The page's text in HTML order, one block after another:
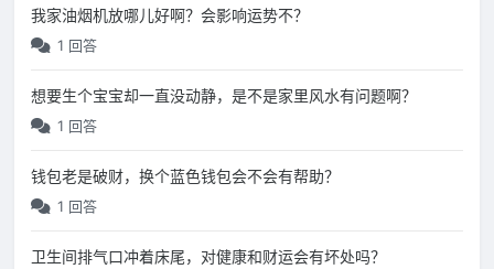
我家油烟机放哪儿好啊？会影响运势不？
1 回答
想要生个宝宝却一直没动静，是不是家里风水有问题啊？
1 回答
钱包老是破财，换个蓝色钱包会不会有帮助？
1 回答
卫生间排气口冲着床尾，对健康和财运会有坏处吗？